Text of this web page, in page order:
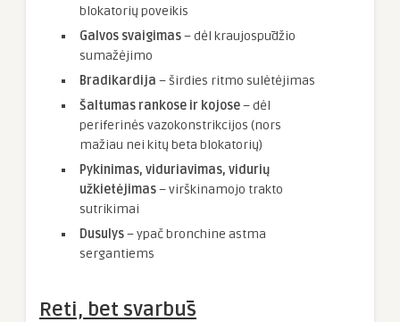
blokatorių poveikis
Galvos svaigimas– dėl kraujospūdžio
sumažėjimo
Bradikardija – širdies ritmo sulėtėjimas
Šaltumas rankose ir kojose– dėl
periferinės vazokonstrikcijos (nors
mažiau nei kitų beta blokatorių)
Pykinimas, viduriavimas, vidurių
užkietėjimas– virškinamojo trakto
sutrikimai
Dusulys– ypač bronchine astma
sergantiems
Reti, bet svarbūs